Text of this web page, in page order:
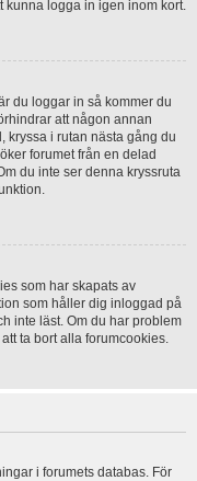
kunna logga in igen inom kort.
du loggar in så kommer du
att någon annan
kryssa i rutan nästa gång du
forumet från en delad
du inte ser denna kryssruta
som har skapats av
som håller dig inloggad på
inte läst. Om du har problem
ta bort alla forumcookies.
i forumets databas. För